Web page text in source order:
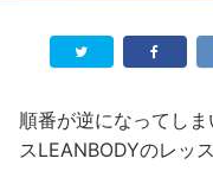
順番が逆になってし
スLEANBODYのレッ